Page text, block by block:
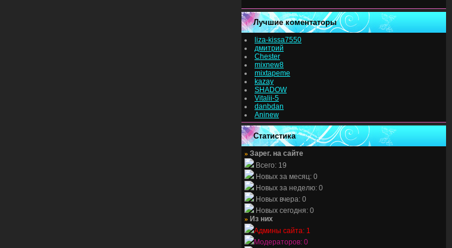
Лучшие коментаторы
liza-kissa7550
дмитрий
Chester
mixnew8
mixtapeme
kazay
SHADOW
Vitalii-5
danbdan
Aninew
Статистика
» Зарег. на сайте
Всего: 19
Новых за месяц: 0
Новых за неделю: 0
Новых вчера: 0
Новых сегодня: 0
» Из них
Админы сайта: 1
Модераторов: 0